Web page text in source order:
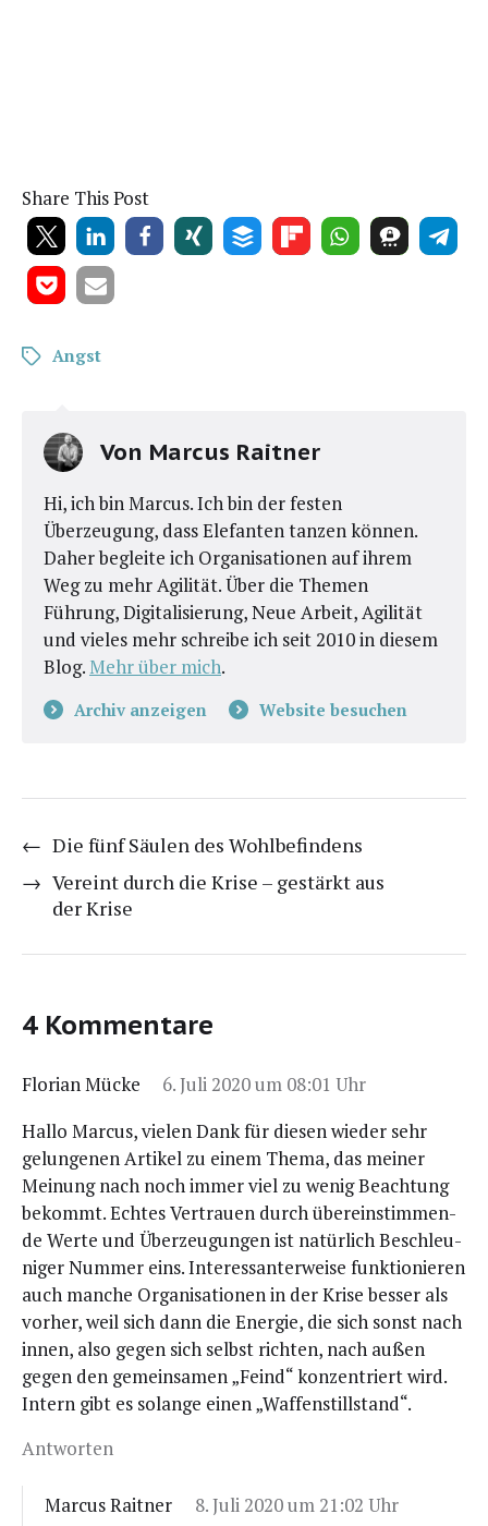
Share This Post
Angst
Von Marcus Raitner
Hi, ich bin Marcus. Ich bin der festen
Überzeugung, dass Elefanten tanzen können.
Daher begleite ich Organisationen auf ihrem
Weg zu mehr Agilität. Über die Themen
Führung, Digitalisierung, Neue Arbeit, Agilität
und vieles mehr schreibe ich seit 2010 in diesem
Blog.Mehr über mich.
Archiv anzeigen Website besuchen
← Die fünf Säulen des Wohlbefindens
→ Vereint durch die Krise – gestärkt aus
der Krise
4 Kommentare
Florian Mücke
6. Juli 2020 um 08:01 Uhr
Hal­lo Mar­cus, vie­len Dank für die­sen wie­der sehr
gelun­ge­nen Arti­kel zu einem The­ma, das mei­ner
Mei­nung nach noch immer viel zu wenig Beach­tung
bekommt. Ech­tes Ver­trau­en durch über­ein­stim­men­
de Wer­te und Über­zeu­gun­gen ist natür­lich Beschleu­
ni­ger Num­mer eins. Inter­es­san­ter­wei­se funk­tio­nie­ren
auch man­che Orga­ni­sa­tio­nen in der Kri­se bes­ser als
vor­her, weil sich dann die Ener­gie, die sich sonst nach
innen, also gegen sich selbst rich­ten, nach außen
gegen den gemein­sa­men „Feind“ kon­zen­triert wird.
Intern gibt es solan­ge einen „Waf­fen­still­stand“.
Antworten
Marcus Raitner 8. Juli 2020 um 21:02 Uhr